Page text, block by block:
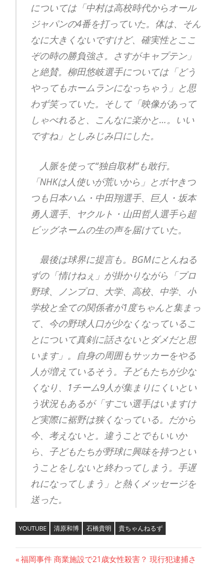
については「中村は高校時代からオール
ジャパンの4番を打っていた。体は、そん
なに大きくないですけど、確実性とここ
ぞの時の勝負強さ。さすがキャプテン」
と絶賛。柳田悠岐選手については「どう
やってもホームランになっちゃう」と思
わず笑っていた。そして「映像があって
しゃべれると、こんなに楽かと…。いい
ですね」としみじみ口にした。
人脈を使って“独自取材”も敢行。
「NHKは人使いが荒いから」とボヤきつ
つも日本ハム・中田翔選手、巨人・坂本
勇人選手、ヤクルト・山田哲人選手ら超
ビッグネームの生の声を届けていた。
最後は球界に提言も。BGMにとんねる
ずの「情けねぇ」が掛かりながら「プロ
野球、ノンプロ、大学、高校、中学、小
学校と全ての関係者が1度ちゃんと集まっ
て、今の野球人口が少なくなっているこ
とについて真剣に話さないとダメだと思
います」。自身の周囲もサッカーをやる
人が増えているそう。子どもたちが少な
くなり、1チーム9人が集まりにくいとい
う状況もあるが「すごい選手はいますけ
ど実際に裾野は狭くなっている。だから
今、考えないと。違うことでもいいか
ら、子どもたちが野球に興味を持つとい
うことをしないと終わってしまう。手遅
れになってしまう」と熱くメッセージを
送った。
YOUTUBE 清原和博 石橋貴明 貴ちゃんねるず
前
福岡事件 商業施設で21歳女性殺害？ 現行犯逮捕さ